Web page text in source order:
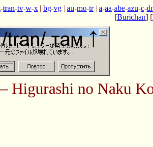
-tran-tv-w-x | bg-vg | au-mo-tr| a-aa-abe-azu-c-
[Burichan] [
Higurashi no Naku